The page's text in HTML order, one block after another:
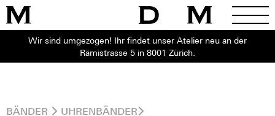
Wir sind umgezogen! Ihr findet unser Atelier neu an der
Rämistrasse 5 in 8001 Zürich.
BÄNDER
UHRENBÄNDER